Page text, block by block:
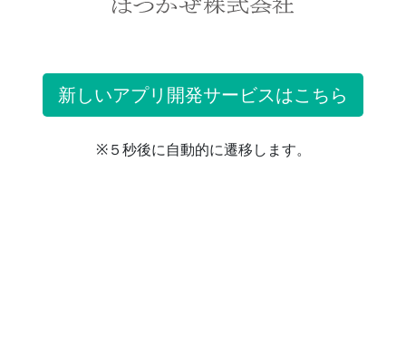
新しいアプリ開発サービスはこちら
※５秒後に自動的に遷移します。